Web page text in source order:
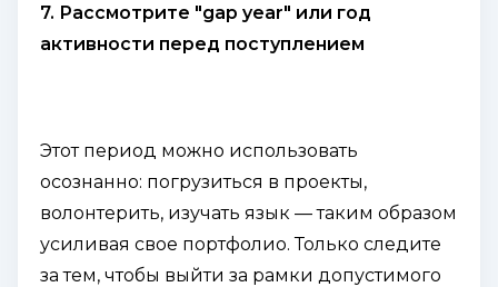
7. Рассмотрите "gap year" или год
активности перед поступлением
Этот период можно использовать
осознанно: погрузиться в проекты,
волонтерить, изучать язык — таким образом
усиливая свое портфолио. Только следите
за тем, чтобы выйти за рамки допустимого